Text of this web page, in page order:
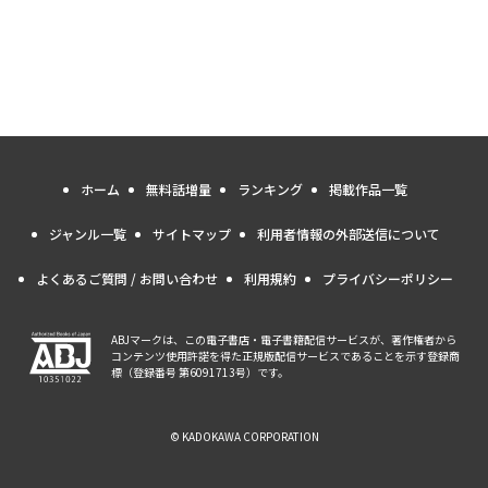
ホーム 無料話増量 ランキング 掲載作品一覧
ジャンル一覧 サイトマップ 利用者情報の外部送信について
よくあるご質問 / お問い合わせ 利用規約 プライバシーポリシー
ABJマークは、この電子書店・電子書籍配信サービスが、著作権者から
コンテンツ使用許諾を得た正規版配信サービスであることを示す登録商
標（登録番号 第6091713号）です。
© KADOKAWA CORPORATION